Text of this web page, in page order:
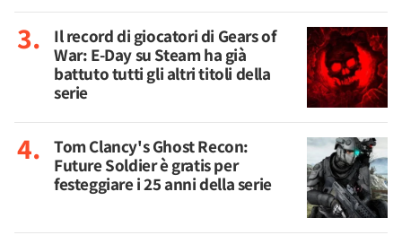
Il record di giocatori di Gears of
War: E-Day su Steam ha già
battuto tutti gli altri titoli della
serie
Tom Clancy's Ghost Recon:
Future Soldier è gratis per
festeggiare i 25 anni della serie